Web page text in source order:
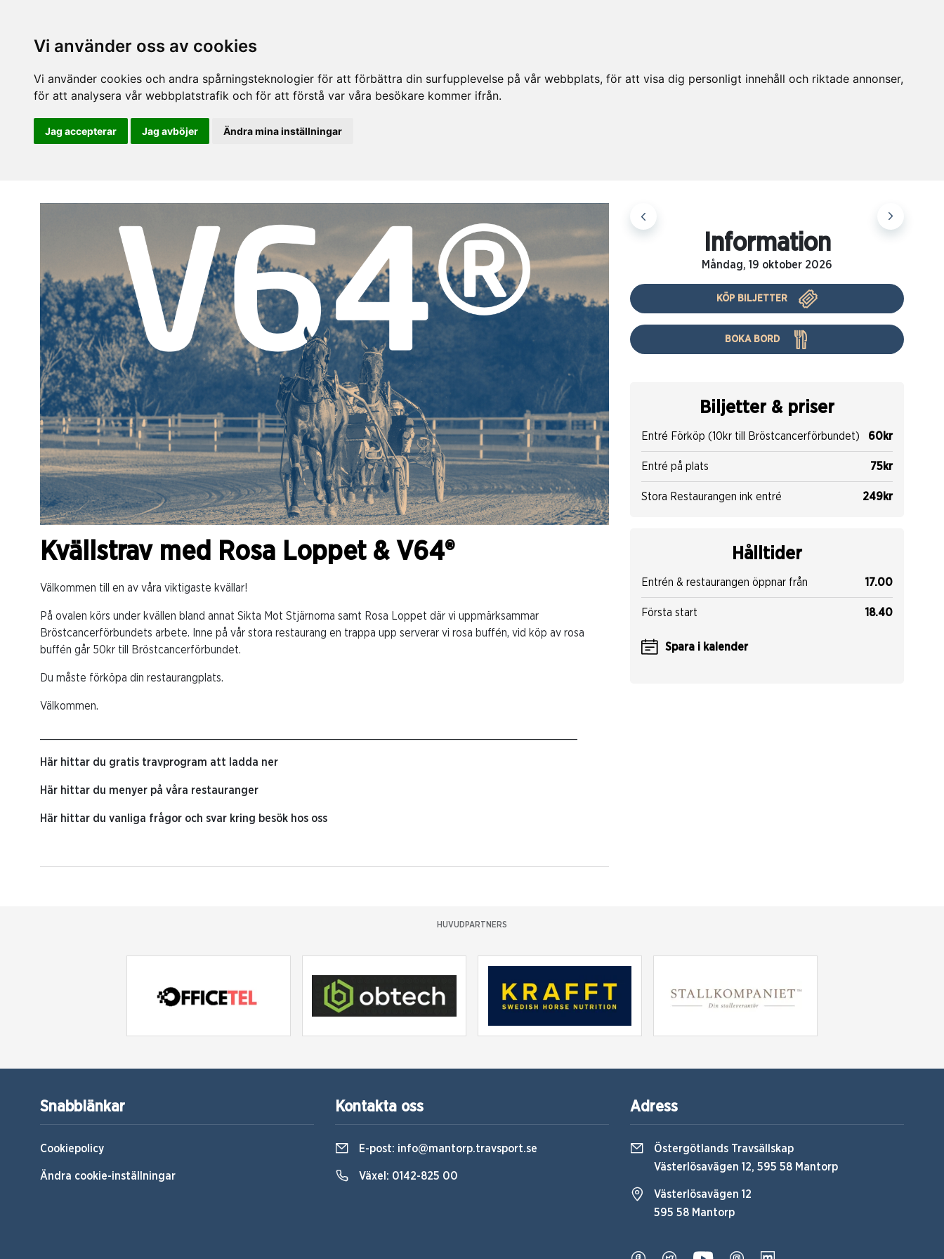
Vi använder oss av cookies
Vi använder cookies och andra spårningsteknologier för att förbättra din surfupplevelse på vår webbplats, för att visa dig personligt innehåll och riktade annonser,
för att analysera vår webbplatstrafik och för att förstå var våra besökare kommer ifrån.
Jag accepterar Jag avböjer Ändra mina inställningar
Kvällstrav med Rosa Loppet & V64®
Välkommen till en av våra viktigaste kvällar!
På ovalen körs under kvällen bland annat Sikta Mot Stjärnorna samt Rosa Loppet där vi uppmärksammar
Bröstcancerförbundets arbete. Inne på vår stora restaurang en trappa upp serverar vi rosa buffén, vid köp av rosa
buffén går 50kr till Bröstcancerförbundet.
Du måste förköpa din restaurangplats.
Välkommen.
Här hittar du gratis travprogram att ladda ner
Här hittar du menyer på våra restauranger
Här hittar du vanliga frågor och svar kring besök hos oss
Information
Måndag, 19 oktober 2026
KÖP BILJETTER
BOKA BORD
Biljetter & priser
Entré Förköp (10kr till Bröstcancerförbundet) 60kr
Entré på plats 75kr
Stora Restaurangen ink entré 249kr
Hålltider
Entrén & restaurangen öppnar från 17.00
Första start 18.40
Spara i kalender
HUVUDPARTNERS
Snabblänkar
Cookiepolicy
Ändra cookie-inställningar
Kontakta oss
E-post: info@mantorp.travsport.se
Växel: 0142-825 00
Adress
Östergötlands Travsällskap
Västerlösavägen 12, 595 58 Mantorp
Västerlösavägen 12
595 58 Mantorp